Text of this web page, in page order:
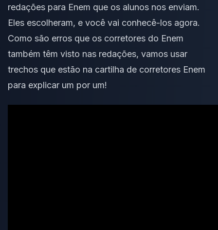
redações para Enem que os alunos nos enviam.
Eles escolheram, e você vai conhecê-los agora.
Como são erros que os corretores do Enem
também têm visto nas redações, vamos usar
trechos que estão na cartilha de corretores Enem
para explicar um por um!